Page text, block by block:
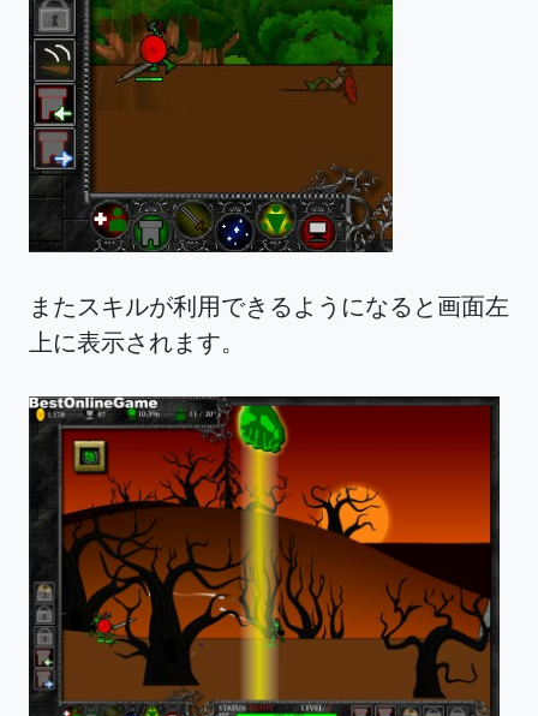
またスキルが利用できるようになると画面左
上に表示されます。